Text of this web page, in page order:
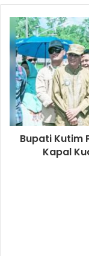
Bupati Kutim
Kapal